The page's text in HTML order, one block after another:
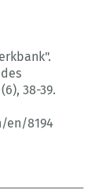
, 38-39.
8194